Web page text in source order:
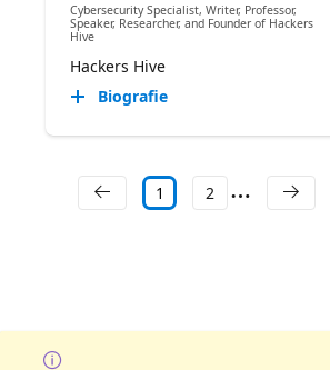
Cybersecurity Specialist, Writer, Professor,
Speaker, Researcher, and Founder of Hackers
Hive
Hackers Hive
Biografie
1 2